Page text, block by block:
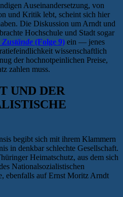
Auseinandersetzung, von
und Kritik lebt, scheint sich hier
Die Diskussion um Arndt und
Hochschule und Stadt sogar
Zustände (Folge 9) ein — jenes
wissenschaftlich
der hochnotpeinlichen Preise,
zahlen muss.
UND DER
begibt sich mit ihrem Klammern
in denkbar schlechte Gesellschaft.
Heimatschutz, aus dem sich
Nationalsozialistischen
ebenfalls auf Ernst Moritz Arndt